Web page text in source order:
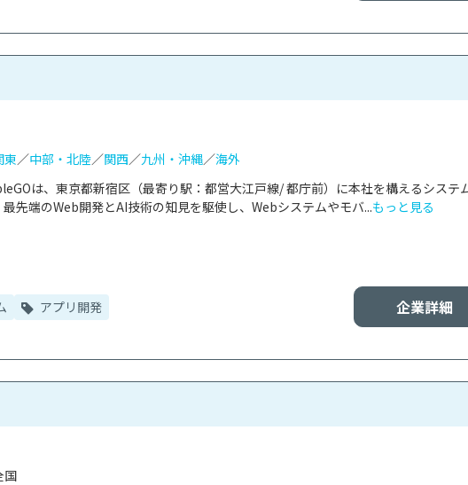
は、東京都新宿区（最寄り駅：都営大江戸線/ 都庁前）に本社を構えるシステ
最先端のWeb開発とAI技術の知見を駆使し、Webシステムやモバ...もっと見る
東／中部・北陸／関西／九州・沖縄／海外
企業詳細
アプリ開発
国